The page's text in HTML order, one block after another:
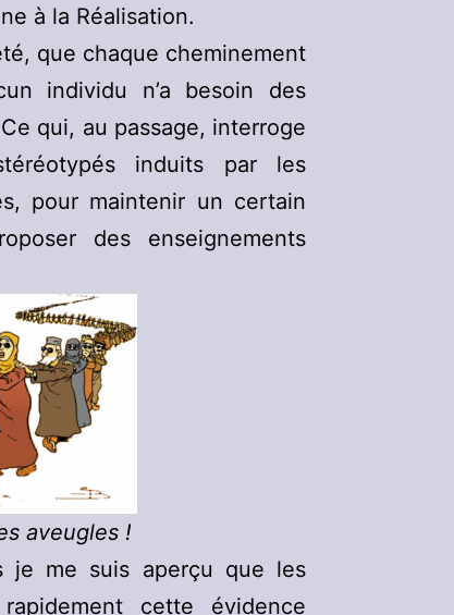
à la Réalisation.
que chaque cheminement
individu n’a besoin des
qui, au passage, interroge
induits par les
pour maintenir un certain
des enseignements
aveugles !
je me suis aperçu que les
cette évidence